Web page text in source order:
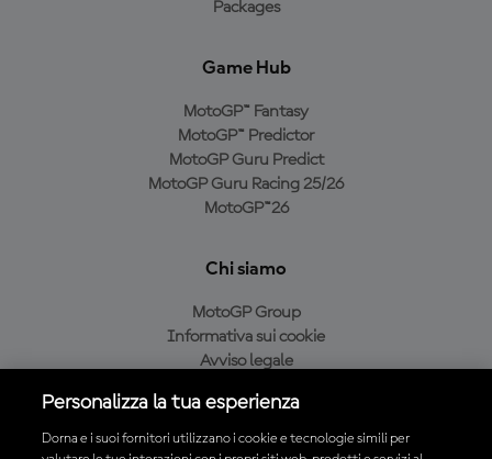
Packages
Game Hub
MotoGP™ Fantasy
MotoGP™ Predictor
MotoGP Guru Predict
MotoGP Guru Racing 25/26
MotoGP™26
Chi siamo
MotoGP Group
Informativa sui cookie
Avviso legale
Condizioni di acquisto
Personalizza la tua esperienza
Dorna e i suoi fornitori utilizzano i cookie e tecnologie simili per